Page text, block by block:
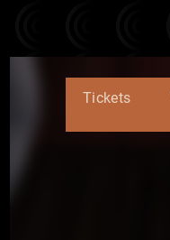
Tickets